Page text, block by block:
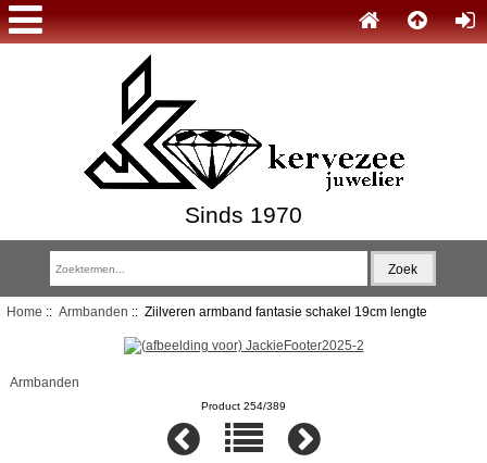
Sinds 1970
Home :: Armbanden :: Ziilveren armband fantasie schakel 19cm lengte
Armbanden
Product 254/389